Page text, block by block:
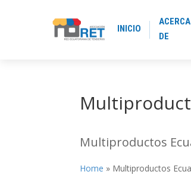
INICIO
ACERCA
DE
Multiproductos
Home » Multiproductos